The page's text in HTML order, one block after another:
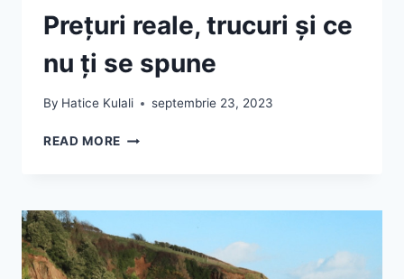
Prețuri reale, trucuri și ce
nu ți se spune
By Hatice Kulali septembrie 23, 2023
READ MORE MENIUL
MAREA
BRITANIE
(2026):
PREȚURI